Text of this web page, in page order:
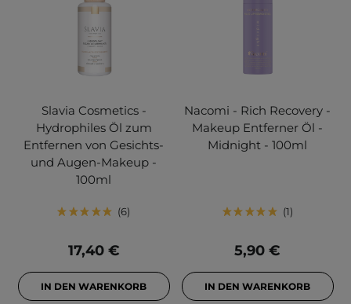
Slavia Cosmetics -
Hydrophiles Öl zum
Entfernen von Gesichts-
und Augen-Makeup -
100ml
6
17,40 €
IN DEN WARENKORB
Nacomi - Rich Recovery -
Makeup Entferner Öl -
Midnight - 100ml
1
5,90 €
IN DEN WARENKORB